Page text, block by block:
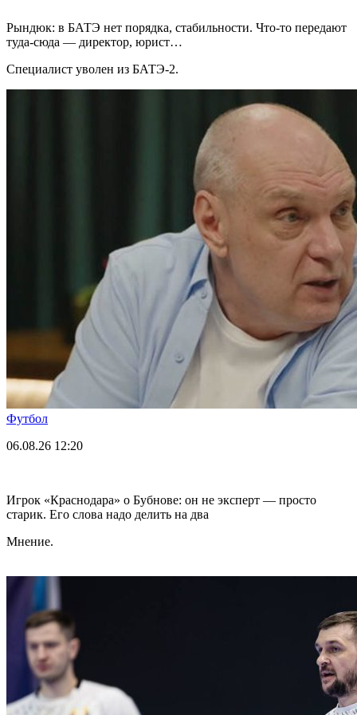
Рындюк: в БАТЭ нет порядка, стабильности. Что-то передают
туда-сюда — директор, юрист…
Специалист уволен из БАТЭ-2.
Футбол
06.08.26 12:20
Игрок «Краснодара» о Бубнове: он не эксперт — просто
старик. Его слова надо делить на два
Мнение.